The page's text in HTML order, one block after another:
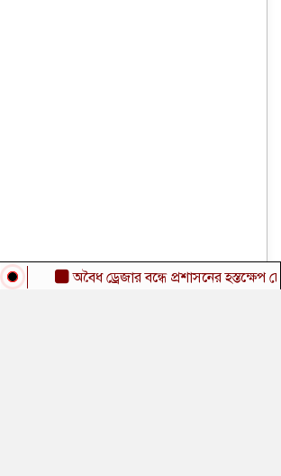
অবৈধ ড্রেজার বন্ধে প্রশাসনের হস্তক্ষেপ চেয়ে